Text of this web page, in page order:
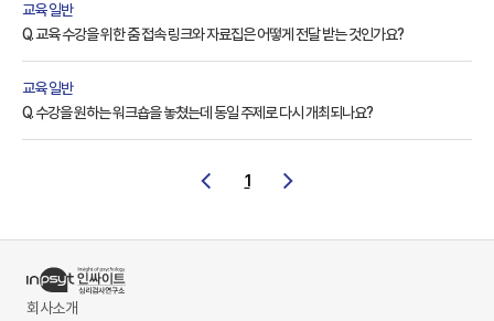
교육 일반
Q. 교육 수강을 위한 줌 접속 링크와 자료집은 어떻게 전달 받는 것인가요?
교육 일반
Q. 수강을 원하는 워크숍을 놓쳤는데 동일 주제로 다시 개최되나요?
1
회사소개